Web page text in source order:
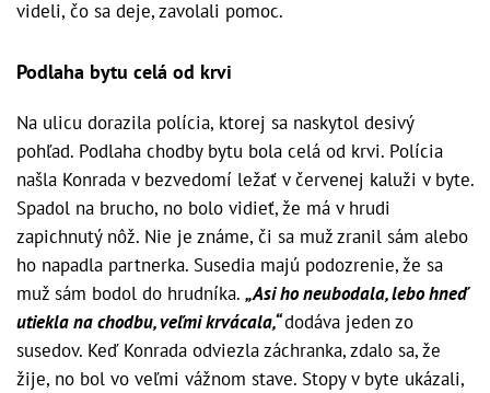
videli, čo sa deje, zavolali pomoc.
Podlaha bytu celá od krvi
Na ulicu dorazila polícia, ktorej sa naskytol desivý
pohľad. Podlaha chodby bytu bola celá od krvi. Polícia
našla Konrada v bezvedomí ležať v červenej kaluži v byte.
Spadol na brucho, no bolo vidieť, že má v hrudi
zapichnutý nôž. Nie je známe, či sa muž zranil sám alebo
ho napadla partnerka. Susedia majú podozrenie, že sa
muž sám bodol do hrudníka. „Asi ho neubodala, lebo hneď
utiekla na chodbu, veľmi krvácala,“dodáva jeden zo
susedov. Keď Konrada odviezla záchranka, zdalo sa, že
žije, no bol vo veľmi vážnom stave. Stopy v byte ukázali,